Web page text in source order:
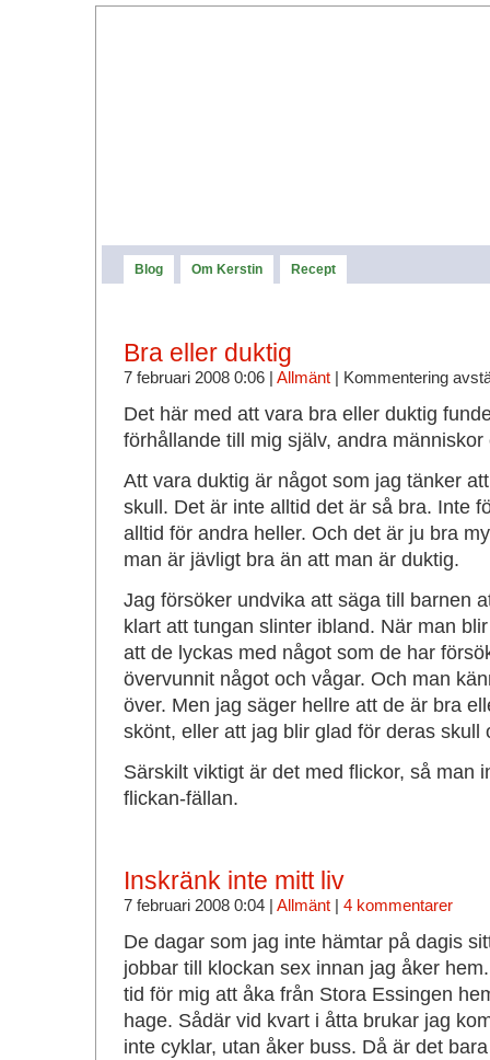
Blog Om Kerstin Recept
Bra eller duktig
7 februari 2008 0:06 | Allmänt| Kommentering
Det här med att vara bra eller duktig
förhållande till mig själv, andra
Att vara duktig är något som jag tänker
skull. Det är inte alltid det är så bra. Inte
alltid för andra heller. Och det är ju bra
man är jävligt bra än att man är duktig.
Jag försöker undvika att säga till barnen
klart att tungan slinter ibland. När man
att de lyckas med något som de har
övervunnit något och vågar. Och man
över. Men jag säger hellre att de är bra
skönt, eller att jag blir glad för deras skull
Särskilt viktigt är det med flickor, så man
flickan-fällan.
Inskränk inte mitt liv
7 februari 2008 0:04 | Allmänt| 4 kommentarer
De dagar som jag inte hämtar på dagis
jobbar till klockan sex innan jag åker
tid för mig att åka från Stora Essingen
hage. Sådär vid kvart i åtta brukar jag
inte cyklar, utan åker buss. Då är det